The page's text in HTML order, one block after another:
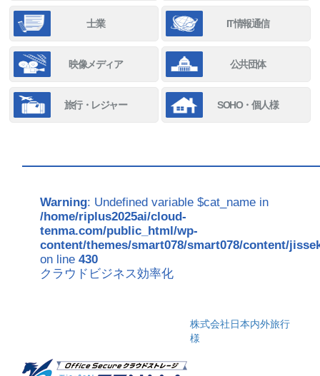
士業 IT情報通信
映像メディア 公共団体
旅行・レジャー SOHO・個人様
Warning: Undefined variable $cat_name in
/home/riplus2025ai/cloud-
tenma.com/public_html/wp-
content/themes/smart078/smart078/content/
on line430
クラウドビジネス効率化
株式会社日本内外旅行
様